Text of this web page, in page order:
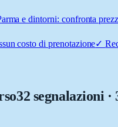
e dintorni: confronta
costo di prenotazione✓
32 segnalazioni ·